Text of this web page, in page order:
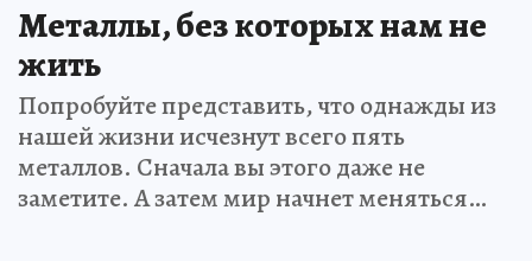
Металлы, без которых нам не
жить
Попробуйте представить, что однажды из
нашей жизни исчезнут всего пять
металлов. Сначала вы этого даже не
заметите. А затем мир начнет меняться…